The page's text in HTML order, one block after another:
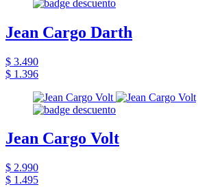
Jean Cargo Darth
$ 3.490
$ 1.396
Jean Cargo Volt
$ 2.990
$ 1.495